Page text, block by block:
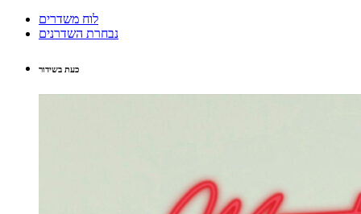
לוח משדרים
נבחרת השדרנים
כעת בשידור